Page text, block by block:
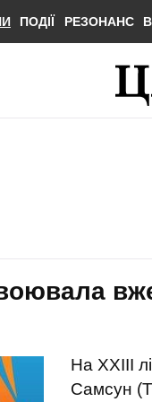
ПОДІЇ РЕЗОНАНС
На XXIII
Самсун